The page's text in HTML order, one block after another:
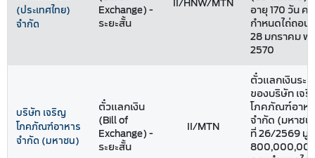
(ประเทศไทย)
จำกัด
Exchange) -
ระยะสั้น
อายุ 170 วัน ค
กำหนดไถ่ถอน
28 มกราคม พ
2570
บริษัท เจริญ
โภคภัณฑ์อาหาร
จำกัด (มหาชน)
ตั๋วแลกเงิน
(Bill of
Exchange) -
ระยะสั้น
II/MTN
ตั๋วแลกเงินระ
ของบริษัท เจ
โภคภัณฑ์อาห
จำกัด (มหาชน
ที่ 26/2569 มู